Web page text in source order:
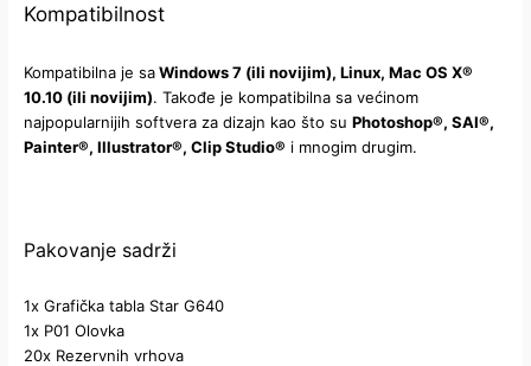
Kompatibilnost
Kompatibilna je saWindows 7 (ili novijim), Linux, Mac OS X®
10.10 (ili novijim). Takođe je kompatibilna sa većinom
najpopularnijih softvera za dizajn kao što suPhotoshop®, SAI®,
Painter®, Illustrator®, Clip Studio® i mnogim drugim.
Pakovanje sadrži
1x Grafička tabla Star G640
1x P01 Olovka
20x Rezervnih vrhova